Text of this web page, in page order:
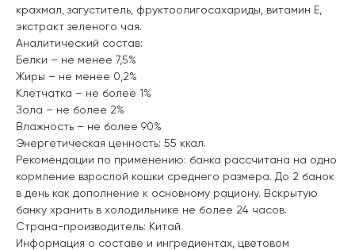
крахмал, загуститель, фруктоолигосахариды, витамин Е,
экстракт зеленого чая.
Аналитический состав:
Белки – не менее 7,5%
Жиры – не менее 0,2%
Клетчатка – не более 1%
Зола – не более 2%
Влажность – не более 90%
Энергетическая ценность: 55 ккал.
Рекомендации по применению: банка рассчитана на одно
кормление взрослой кошки среднего размера. До 2 банок
в день как дополнение к основному рациону. Вскрытую
банку хранить в холодильнике не более 24 часов.
Страна-производитель: Китай.
Информация о составе и ингредиентах, цветовом